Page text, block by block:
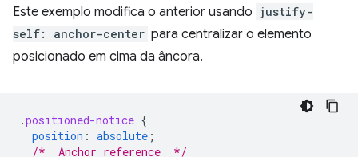
Este exemplo modifica o anterior usando justify-
self: anchor-center para centralizar o elemento
posicionado em cima da âncora.
.positioned-notice {
position : absolute ;
/*  Anchor reference  */